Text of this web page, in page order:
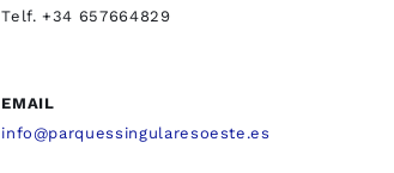
Telf. +34 657664829
EMAIL
info@parquessingularesoeste.es